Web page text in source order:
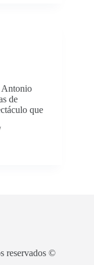
Antonio
de
que
reservados ©